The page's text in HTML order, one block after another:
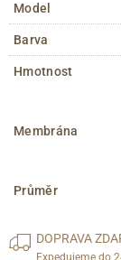
Model
Barva
Hmotnost
Membrána
Průměr
DOPRAVA
Expedujeme do